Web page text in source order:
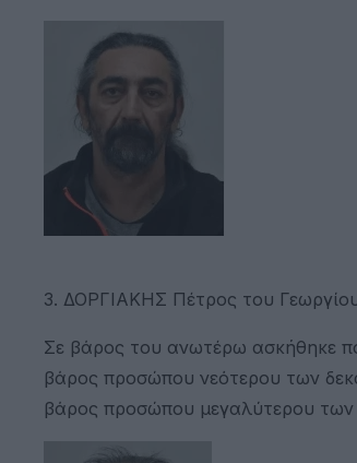
3. ΔΟΡΓΙΑΚΗΣ Πέτρος του
Σε βάρος του ανωτέρω ασκήθηκε
βάρος προσώπου νεότερου των
βάρος προσώπου μεγαλύτερου